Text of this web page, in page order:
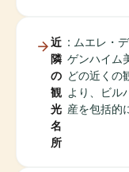
近
隣
の
観
光
名
所
: ムエレ・
ゲンハイム
どの近くの
より、ビル
産を包括的